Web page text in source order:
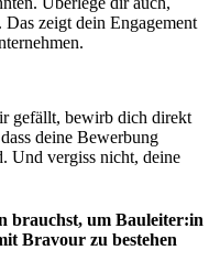
Das zeigt dein Engagement
gefällt, bewirb dich direkt
deine Bewerbung
Und vergiss nicht, deine
brauchst, um Bauleiter:in
Bravour zu bestehen